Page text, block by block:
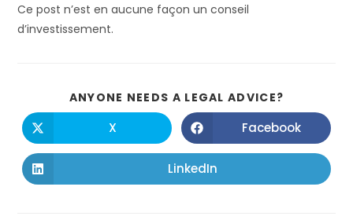
Ce post n’est en aucune façon un conseil
d’investissement.
ANYONE NEEDS A LEGAL ADVICE?
X Facebook
LinkedIn